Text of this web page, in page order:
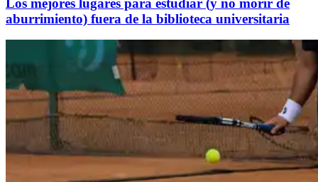
aburrimiento) fuera de la biblioteca universitaria